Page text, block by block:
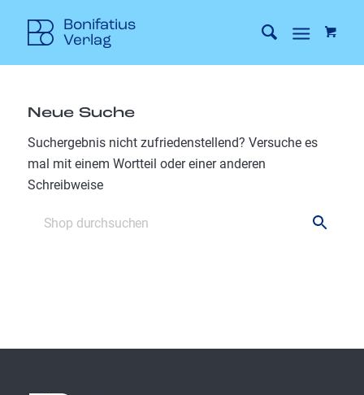
Neue Suche
Suchergebnis nicht zufriedenstellend? Versuche es
mal mit einem Wortteil oder einer anderen
Schreibweise